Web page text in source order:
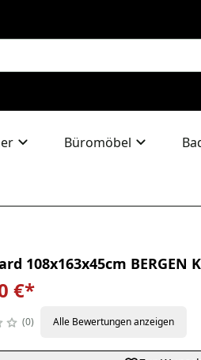
Büromöbel
108x163x45cm
€*
0 Alle Bewertungen anzeigen